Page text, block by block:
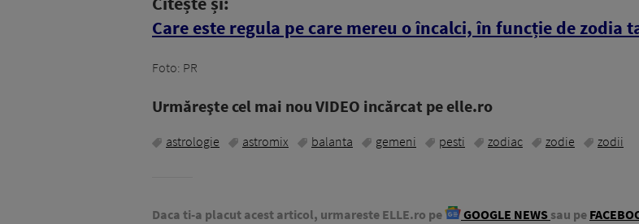
Care este regula pe care mereu o încalci, în funcție de zodia
Foto: PR
Urmăreşte cel mai nou VIDEO incărcat pe elle.ro
astrologie astromix balanta gemeni pesti zodiac zodie zodii
Daca ti-a placut acest articol, urmareste ELLE.ro pe GOOGLE NEWS sau pe